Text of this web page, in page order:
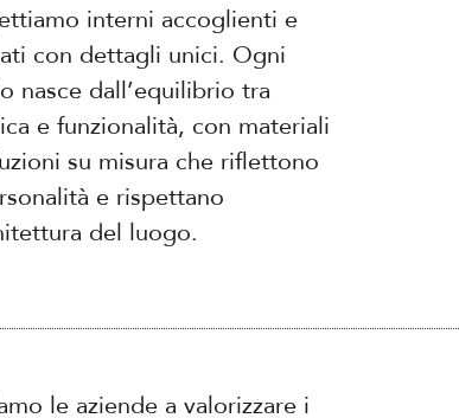
interni accoglienti e
con dettagli unici. Ogni
nasce dall’equilibrio tra
e funzionalità, con materiali
su misura che riflettono
e rispettano
del luogo.
le aziende a valorizzare i